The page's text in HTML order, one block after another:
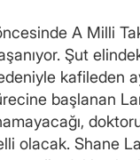
A Milli
Şut
kafileden
başlanan
olacak. Shane